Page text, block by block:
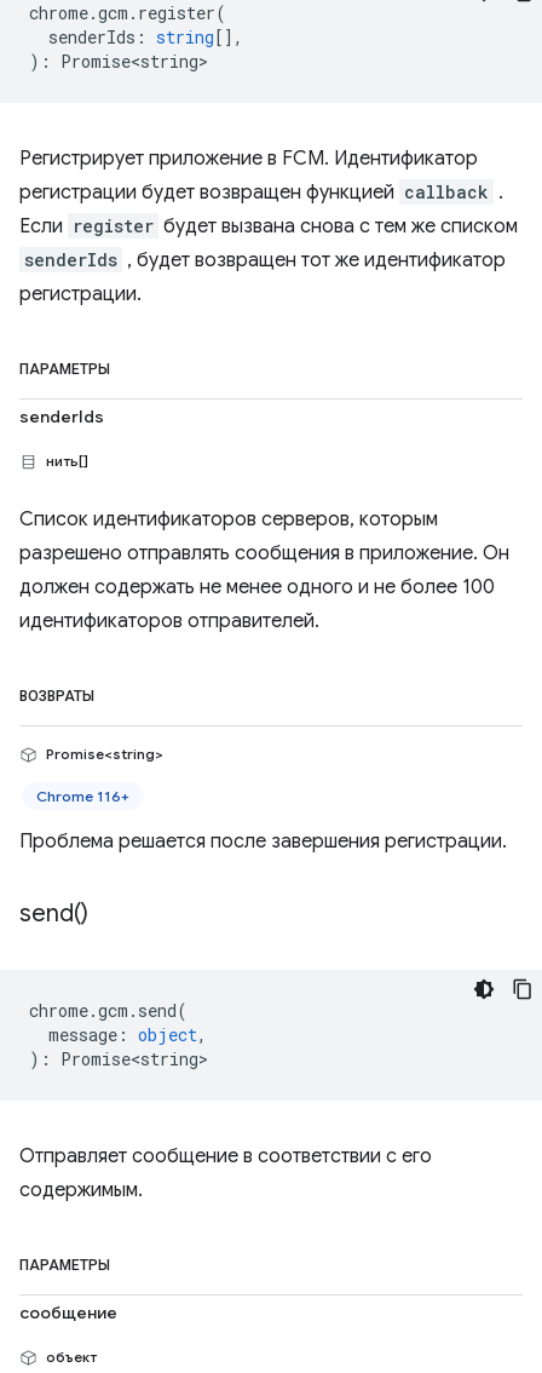
chrome.gcm . register(
senderIds : string[],
) : Promise<string>
Регистрирует приложение в FCM. Идентификатор
регистрации будет возвращен функцией callback .
Если register будет вызвана снова с тем же списком
senderIds , будет возвращен тот же идентификатор
регистрации.
ПАРАМЕТРЫ
senderIds
нить[]
Список идентификаторов серверов, которым
разрешено отправлять сообщения в приложение. Он
должен содержать не менее одного и не более 100
идентификаторов отправителей.
ВОЗВРАТЫ
Promise<string>
Chrome 116+
Проблема решается после завершения регистрации.
send()
chrome.gcm . send(
message : object,
) : Promise<string>
Отправляет сообщение в соответствии с его
содержимым.
ПАРАМЕТРЫ
сообщение
объект